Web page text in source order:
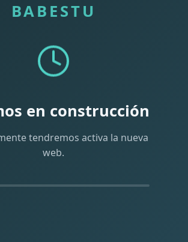
BABESTU
en construcción
tendremos activa la nueva
web.